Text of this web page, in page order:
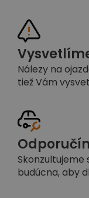
Nálezy na
tiež Vám
Skonzultujeme
budúcna, aby